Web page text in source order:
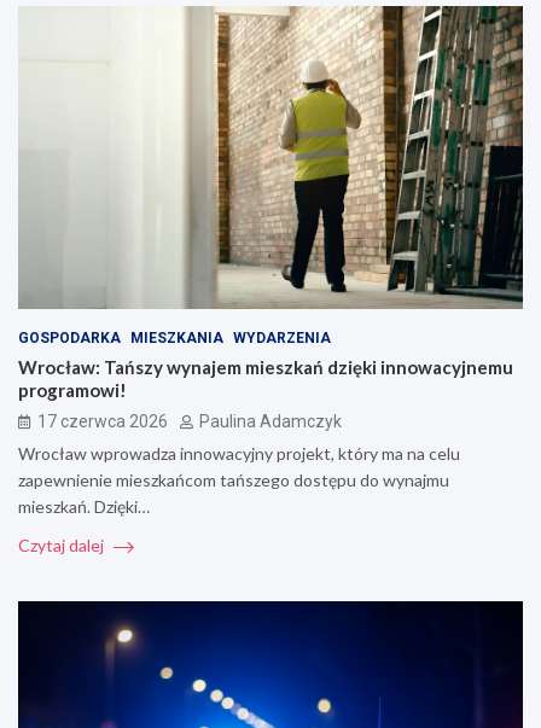
GOSPODARKA MIESZKANIA WYDARZENIA
Wrocław: Tańszy wynajem mieszkań dzięki innowacyjnemu
programowi!
17 czerwca 2026 Paulina Adamczyk
Wrocław wprowadza innowacyjny projekt, który ma na celu
zapewnienie mieszkańcom tańszego dostępu do wynajmu
mieszkań. Dzięki…
Czytaj dalej